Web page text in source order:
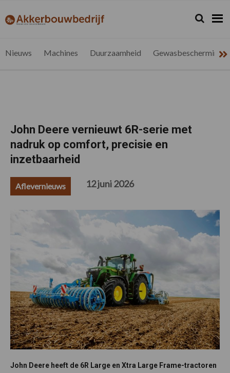
de
de
de
de
akkerbouwbedrijf.be
Nieuws
Zoeken...
Zoek
Nieuws Machines Duurzaamheid Gewasbescherming
John Deere vernieuwt 6R-serie met
nadruk op comfort, precisie en
inzetbaarheid
Aflevernieuws 12 juni 2026
John Deere heeft de 6R Large en Xtra Large Frame-tractoren